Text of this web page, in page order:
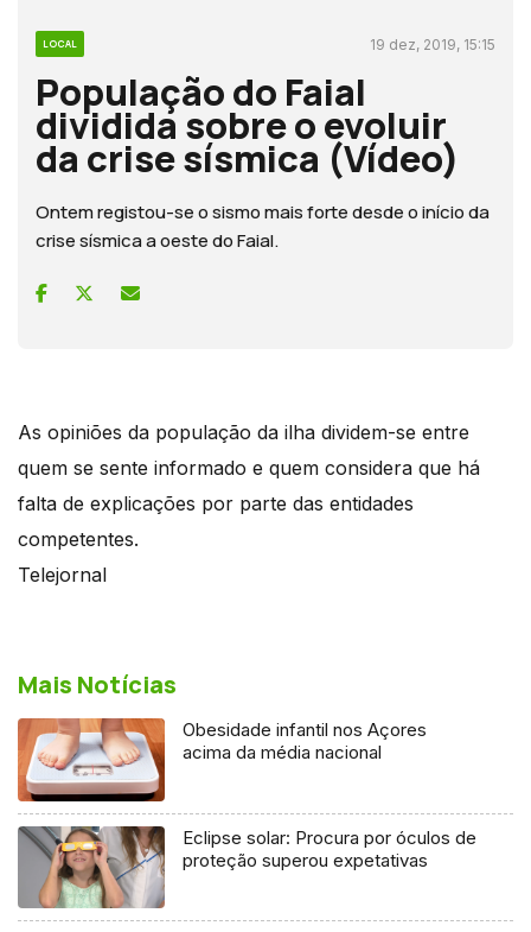
LOCAL 19 dez, 2019, 15:15
População do Faial
dividida sobre o evoluir
da crise sísmica (Vídeo)
Ontem registou-se o sismo mais forte desde o início da
crise sísmica a oeste do Faial.
As opiniões da população da ilha dividem-se entre
quem se sente informado e quem considera que há
falta de explicações por parte das entidades
competentes.
Telejornal
Mais Notícias
Obesidade infantil nos Açores
acima da média nacional
Eclipse solar: Procura por óculos de
proteção superou expetativas